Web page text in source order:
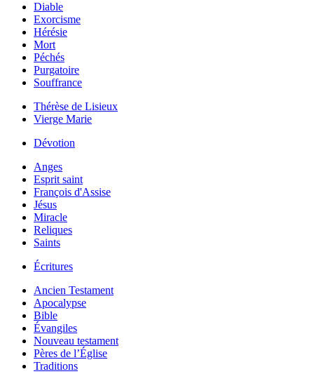
Diable
Exorcisme
Hérésie
Mort
Péchés
Purgatoire
Souffrance
Thérèse de Lisieux
Vierge Marie
Dévotion
Anges
Esprit saint
François d'Assise
Jésus
Miracle
Reliques
Saints
Écritures
Ancien Testament
Apocalypse
Bible
Évangiles
Nouveau testament
Pères de l’Église
Traditions